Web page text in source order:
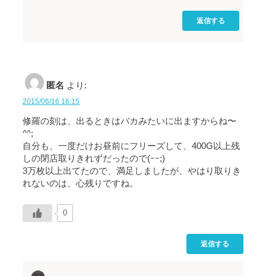
返信する
匿名 より:
2015/06/16 16:15
修羅の刻は、出るときはバカみたいに出ますからね〜
^^;
自分も、一度だけお昼前にフリーズして、400G以上残
しの閉店取りきれずだったので(ｰｰ;)
3万枚以上出てたので、満足しましたが、やはり取りき
れないのは、心残りですね。
0
返信する